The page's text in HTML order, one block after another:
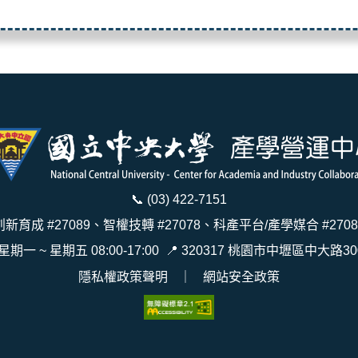
📞 (03) 422-7151
新育成 #27089、智權技轉 #27078、科產平台/產學媒合
期一 ~ 星期五 08:00-17:00
📍 320317 桃園市中壢區中大路
隱私權政策聲明
網站安全政策